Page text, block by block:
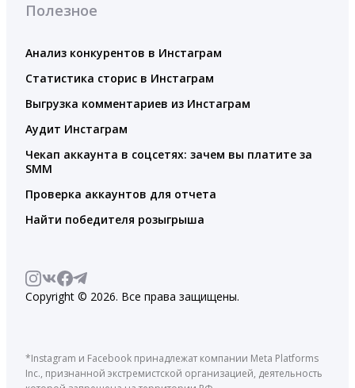
Полезное
Анализ конкурентов в Инстаграм
Статистика сторис в Инстаграм
Выгрузка комментариев из Инстаграм
Аудит Инстаграм
Чекап аккаунта в соцсетях: зачем вы платите за
SMM
Проверка аккаунтов для отчета
Найти победителя розыгрыша
Copyright © 2026. Все права защищены.
*Instagram и Facebook принадлежат компании Meta Platforms
Inc., признанной экстремистской организацией, деятельность